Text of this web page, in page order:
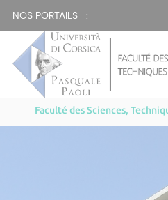
NOS PORTAILS :
Faculté des Sciences,